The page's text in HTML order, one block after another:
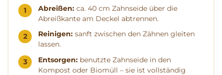
Abreißen: ca. 40 cm Zahnseide über die
Abreißkante am Deckel abtrennen.
Reinigen: sanft zwischen den Zähnen gleiten
lassen.
Entsorgen: benutzte Zahnseide in den
Kompost oder Biomüll – sie ist vollständig